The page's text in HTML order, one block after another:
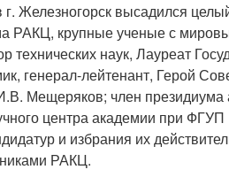
Железногорск высадился
РАКЦ, крупные ученые с
технических наук, Лауреат
генерал-лейтенант, Герой
Мещеряков; член
центра академии при
и избрания их
РАКЦ.